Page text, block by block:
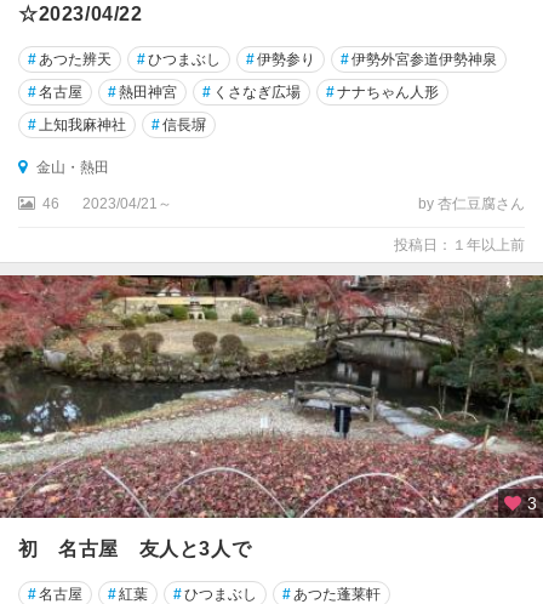
セ
ト
レ
ア
新
・
来
・
湯
谷
☆2023/04/22
# あつた辨天 #ひつまぶし #伊勢参り #伊勢外宮参道伊勢神泉
#名古屋 #熱田神宮 # くさなぎ広場 #ナナちゃん人形
# 上知我麻神社 #信長塀
金山・熱田
46 2023/04/21～ by 杏仁豆腐さん
投稿日：１年以上前
3
初 名古屋 友人と3人で
#名古屋 #紅葉 #ひつまぶし # あつた蓬莱軒